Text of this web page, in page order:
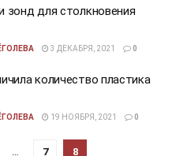
зонд для столкновения
3 ДЕКАБРЯ, 2021 0
количество пластика
19 НОЯБРЯ, 2021 0
… 7 8